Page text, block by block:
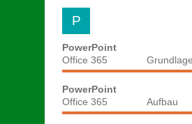
P
PowerPoint
Office 365
PowerPoint
Office 365
Aufbau